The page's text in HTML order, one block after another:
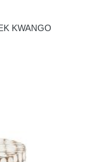
KWANGO